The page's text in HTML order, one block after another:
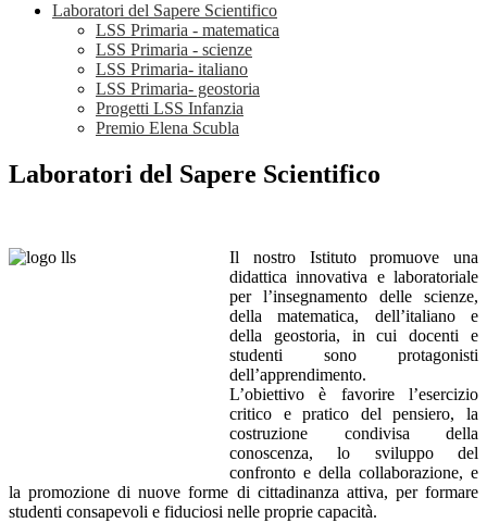
Laboratori del Sapere Scientifico
LSS Primaria - matematica
LSS Primaria - scienze
LSS Primaria- italiano
LSS Primaria- geostoria
Progetti LSS Infanzia
Premio Elena Scubla
Laboratori del Sapere Scientifico
Il nostro Istituto promuove una
didattica innovativa e laboratoriale
per l’insegnamento delle scienze,
della matematica, dell’italiano e
della geostoria, in cui docenti e
studenti sono protagonisti
dell’apprendimento.
L’obiettivo è favorire l’esercizio
critico e pratico del pensiero, la
costruzione condivisa della
conoscenza, lo sviluppo del
confronto e della collaborazione, e
la promozione di nuove forme di cittadinanza attiva, per formare
studenti consapevoli e fiduciosi nelle proprie capacità.